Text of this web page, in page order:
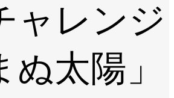
ャレンジ
ぬ太陽」